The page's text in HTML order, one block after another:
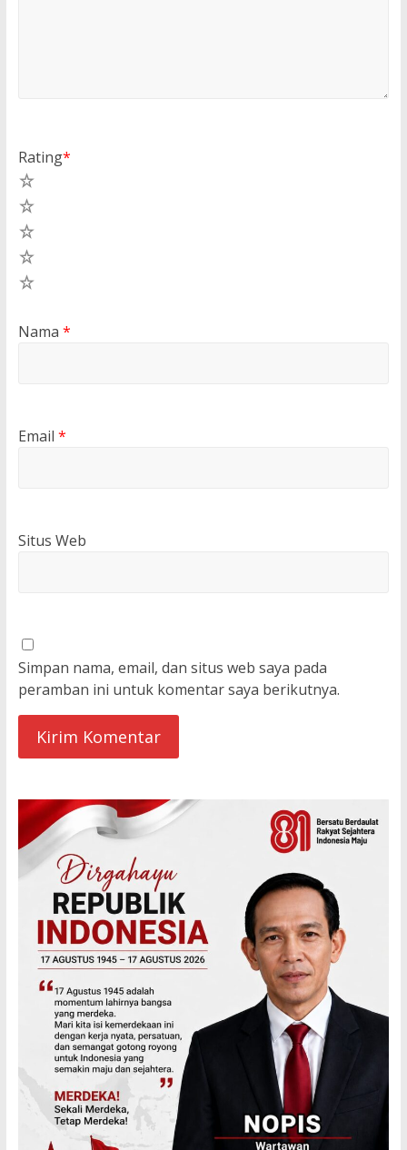
Rating*
Nama *
Email *
Situs Web
Simpan nama, email, dan situs web saya pada
peramban ini untuk komentar saya berikutnya.